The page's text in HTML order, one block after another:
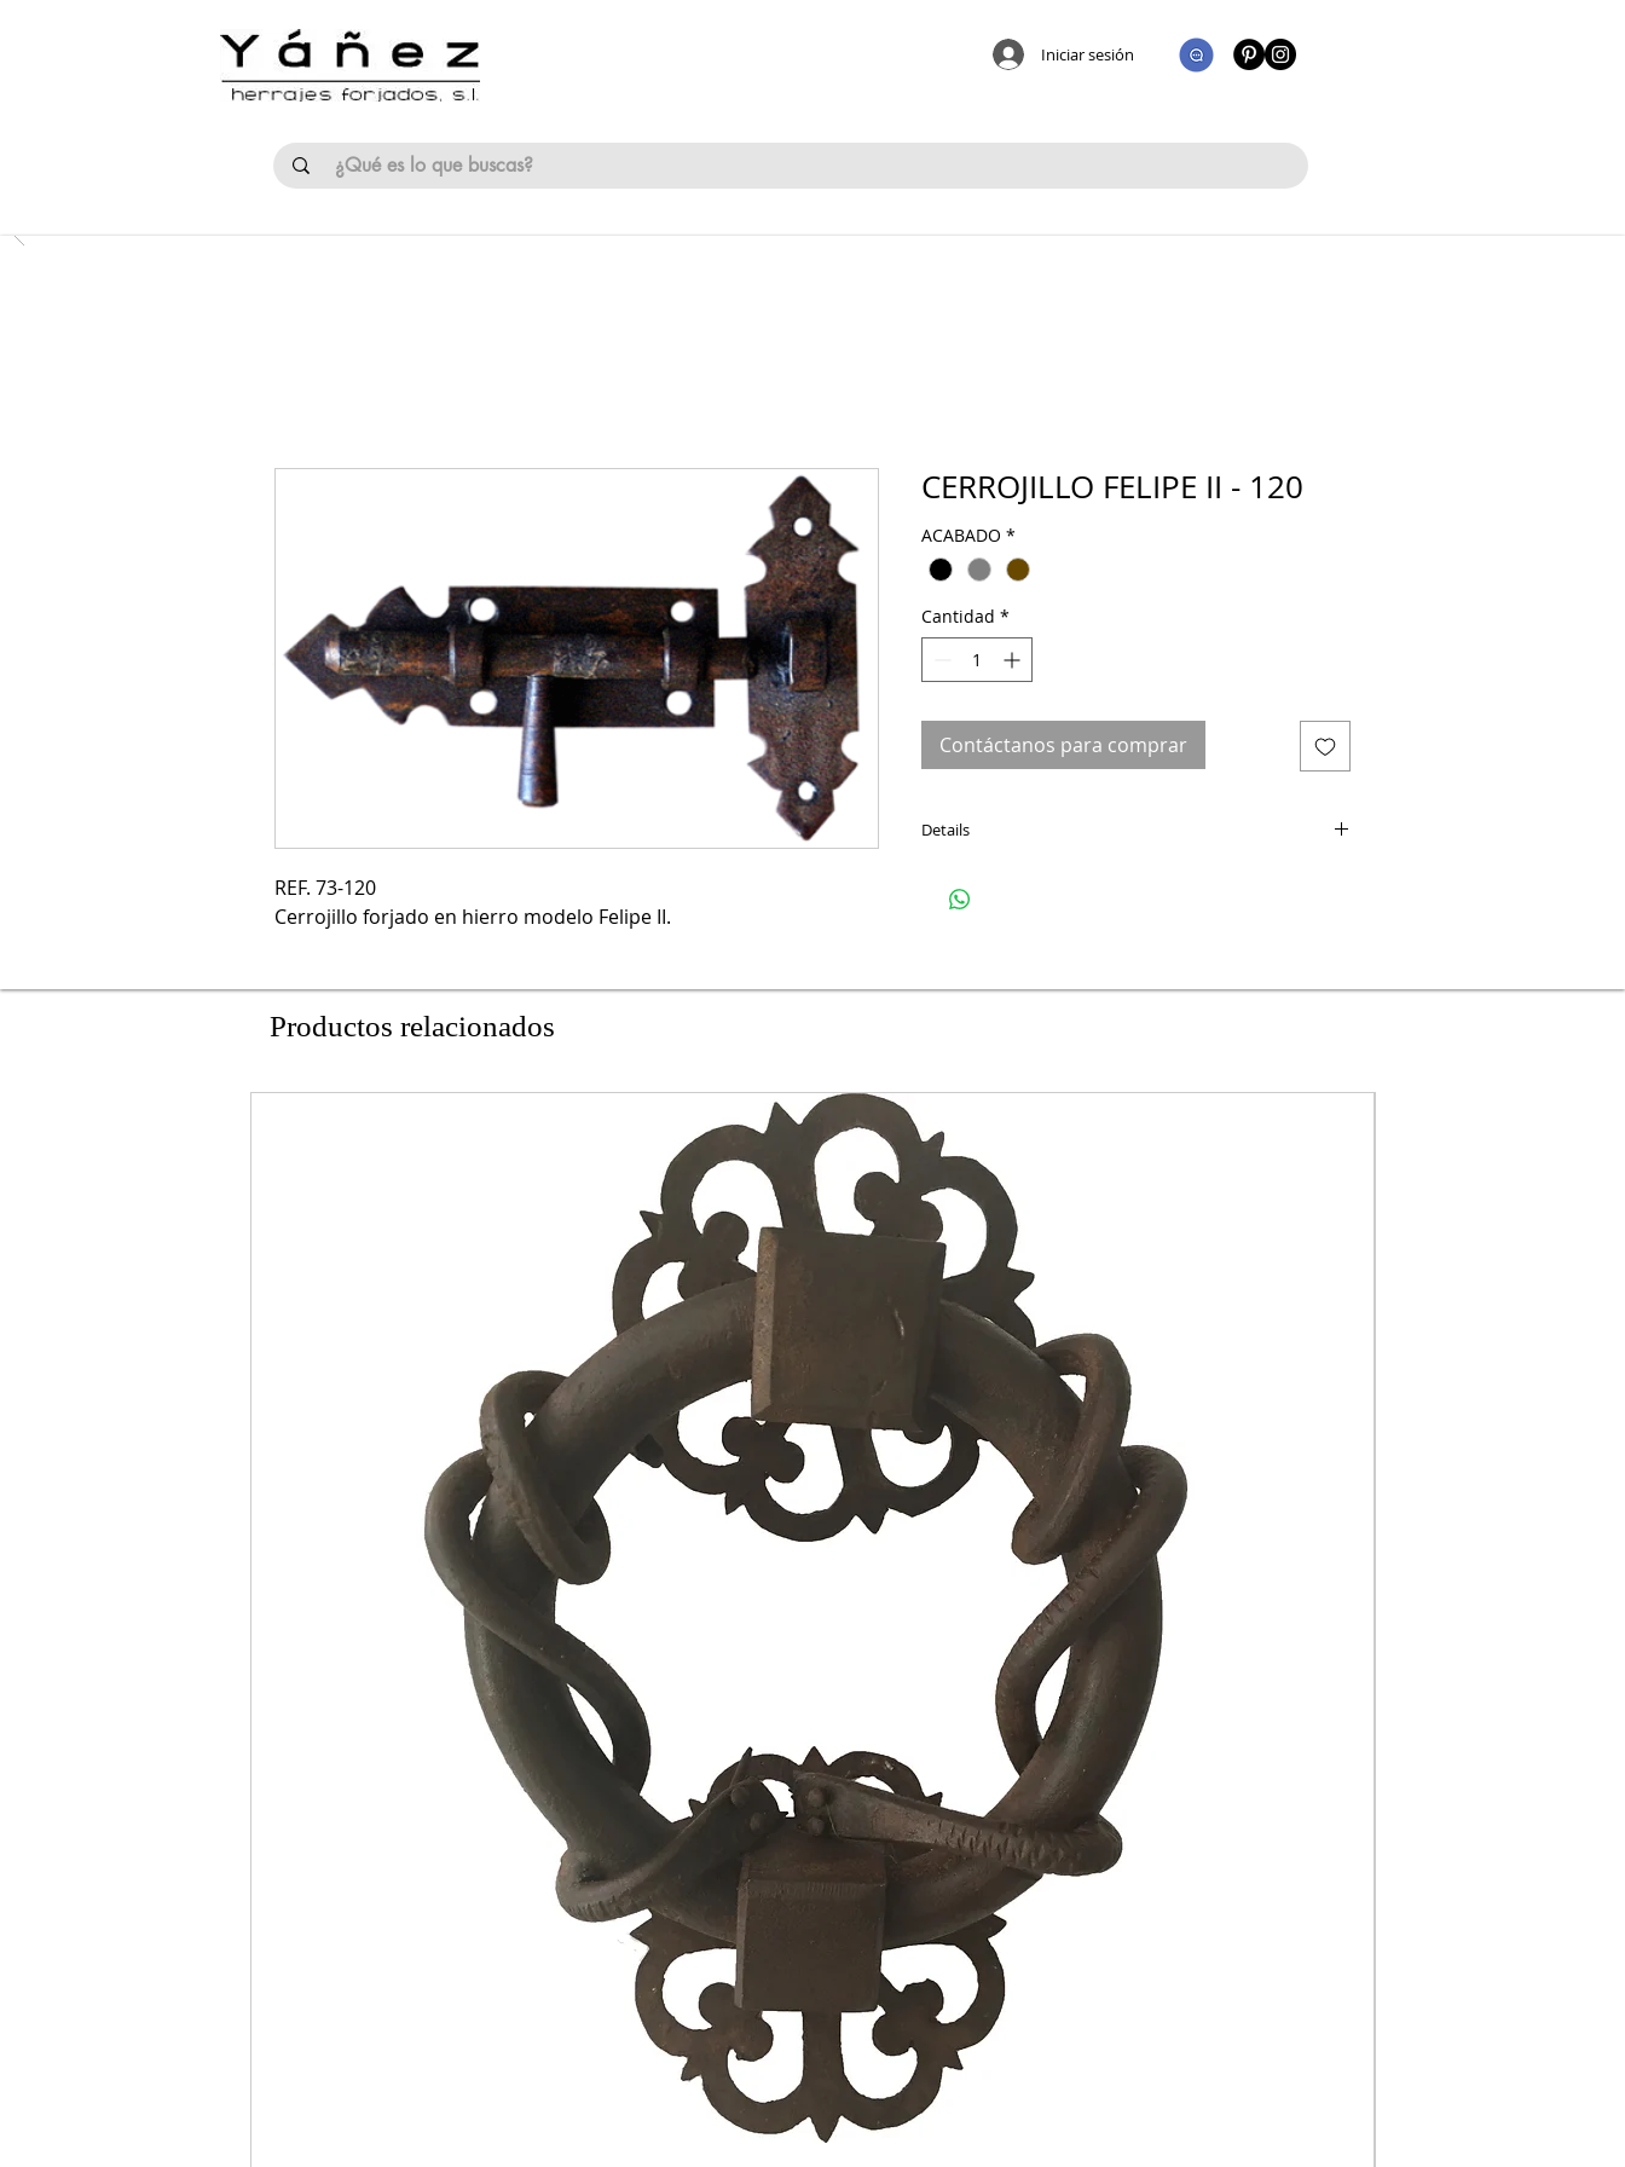
Iniciar sesión
REF. 73-120
Cerrojillo forjado en hierro modelo Felipe II.
CERROJILLO FELIPE II - 120
ACABADO *
Cantidad *
Contáctanos para comprar
Details
mm. Medida cerradero: 95 mm. X 30 mm.
Productos relacionados